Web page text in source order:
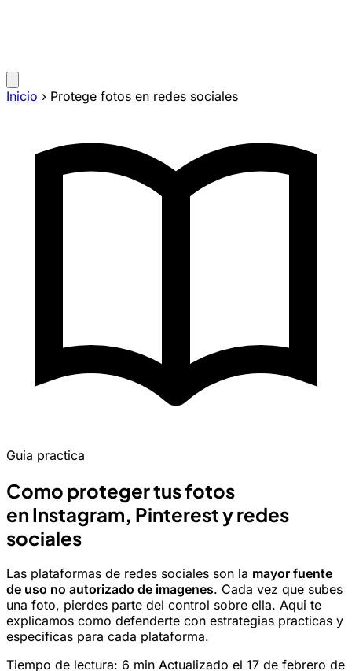
Inicio › Protege fotos en redes sociales
Guia practica
Como proteger tus fotos
en Instagram, Pinterest y redes
sociales
Las plataformas de redes sociales son la mayor fuente
de uso no autorizado de imagenes. Cada vez que subes
una foto, pierdes parte del control sobre ella. Aqui te
explicamos como defenderte con estrategias practicas y
especificas para cada plataforma.
Tiempo de lectura: 6 min Actualizado el 17 de febrero de